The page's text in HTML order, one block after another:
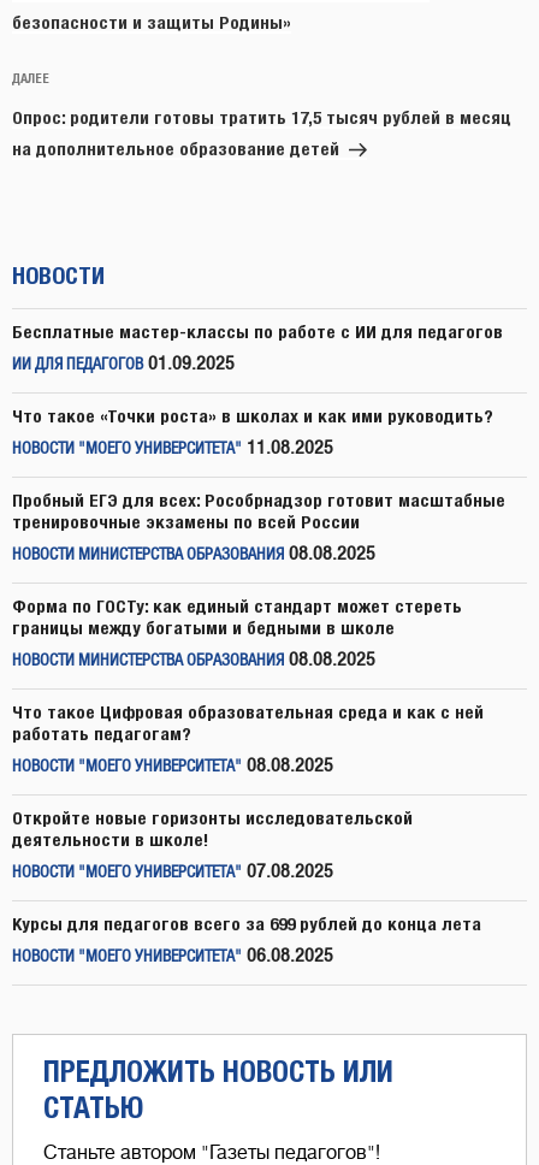
безопасности и защиты Родины»
Следующая
запись
ДАЛЕЕ
Опрос: родители готовы тратить 17,5 тысяч рублей в месяц
на дополнительное образование детей
НОВОСТИ
Бесплатные мастер-классы по работе с ИИ для педагогов
ИИ ДЛЯ ПЕДАГОГОВ 01.09.2025
Что такое «Точки роста» в школах и как ими руководить?
НОВОСТИ "МОЕГО УНИВЕРСИТЕТА" 11.08.2025
Пробный ЕГЭ для всех: Рособрнадзор готовит масштабные
тренировочные экзамены по всей России
НОВОСТИ МИНИСТЕРСТВА ОБРАЗОВАНИЯ 08.08.2025
Форма по ГОСТу: как единый стандарт может стереть
границы между богатыми и бедными в школе
НОВОСТИ МИНИСТЕРСТВА ОБРАЗОВАНИЯ 08.08.2025
Что такое Цифровая образовательная среда и как с ней
работать педагогам?
НОВОСТИ "МОЕГО УНИВЕРСИТЕТА" 08.08.2025
Откройте новые горизонты исследовательской
деятельности в школе!
НОВОСТИ "МОЕГО УНИВЕРСИТЕТА" 07.08.2025
Курсы для педагогов всего за 699 рублей до конца лета
НОВОСТИ "МОЕГО УНИВЕРСИТЕТА" 06.08.2025
ПРЕДЛОЖИТЬ НОВОСТЬ ИЛИ
СТАТЬЮ
Станьте автором "Газеты педагогов"!